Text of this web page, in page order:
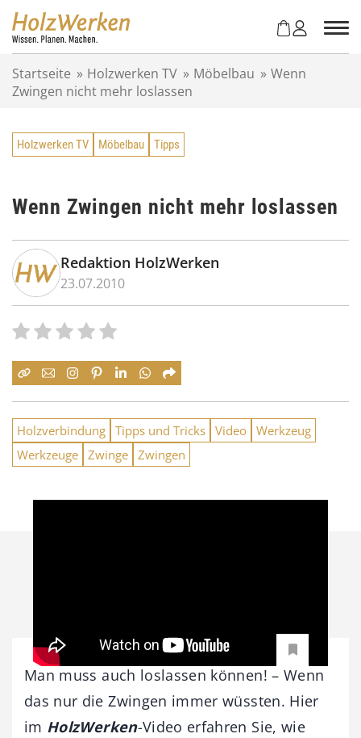
Startseite » Holzwerken TV » Möbelbau » Wenn
Zwingen nicht mehr loslassen
Holzwerken TV Möbelbau Tipps
Wenn Zwingen nicht mehr loslassen
Redaktion HolzWerken
23.07.2010
Holzverbindung Tipps und Tricks Video Werkzeug
Werkzeuge Zwinge Zwingen
Man muss auch loslassen können! – Wenn
das nur die Zwingen immer wüssten. Hier
im HolzWerken-Video erfahren Sie, wie